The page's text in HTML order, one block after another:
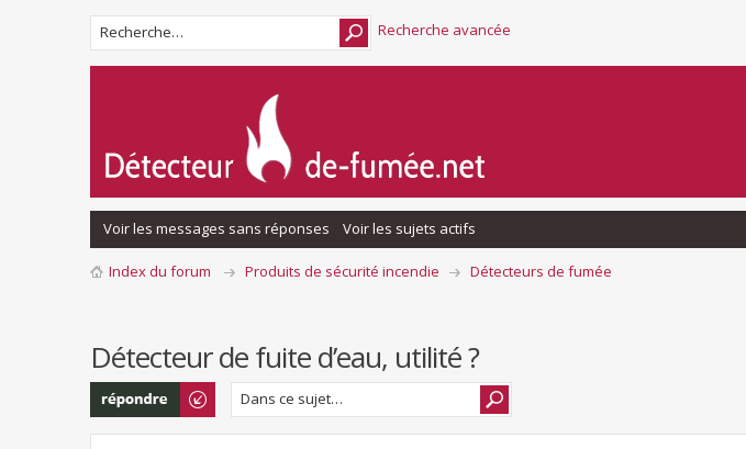
Recherche avancée
Voir les messages sans réponses Voir les sujets actifs
Index du forum Produits de sécurité incendie Détecteurs de fumée
Détecteur de fuite d’eau, utilité ?
Répondre